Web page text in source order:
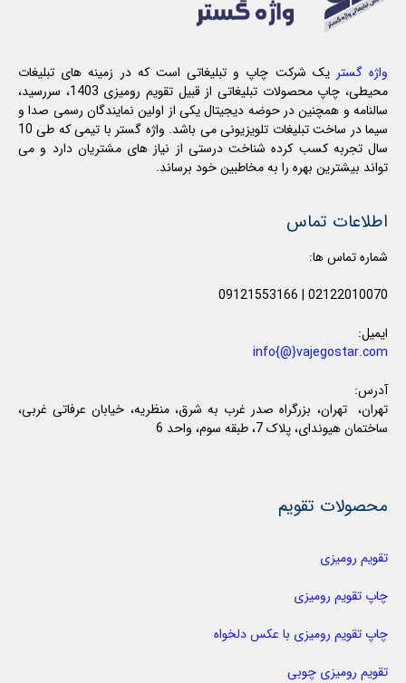
واژه گستر یک شرکت چاپ و تبلیغاتی است که در زمینه های تبلیغات
محیطی، چاپ محصولات تبلیغاتی از قبیل تقویم رومیزی 1403، سررسید،
سالنامه و همچنین در حوضه دیجیتال یکی از اولین نمایندگان رسمی صدا و
سیما در ساخت تبلیغات تلویزیونی می باشد. واژه گستر با تیمی که طی 10
سال تجربه کسب کرده شناخت درستی از نیاز های مشتریان دارد و می
تواند بیشترین بهره را به مخاطبین خود برساند.
اطلاعات تماس
شماره تماس ها:
02122010070
|
09121553166
ایمیل:
info{@}vajegostar.com
آدرس:
تهران، تهران، بزرگراه صدر غرب به شرق، منظریه، خیابان عرفاتی غربی،
ساختمان هیوندای، پلاک 7، طبقه سوم، واحد 6
محصولات تقویم
تقویم رومیزی
چاپ تقویم رومیزی
چاپ تقویم رومیزی با عکس دلخواه
تقویم رومیزی چوبی